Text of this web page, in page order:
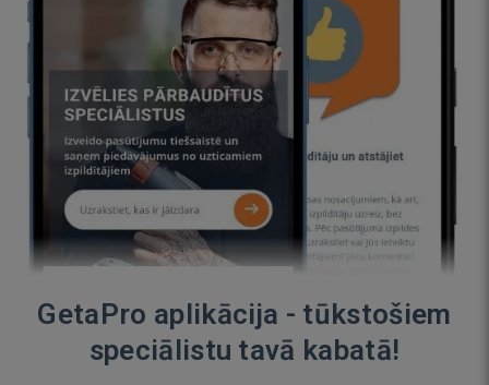
GetaPro aplikācija - tūkstošiem
speciālistu tavā kabatā!